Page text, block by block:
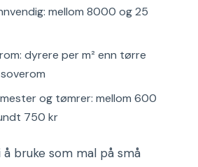
mellom 8000 og 25
dyrere per m² enn tørre
og tømrer: mellom 600
750 kr
bruke som mal på små